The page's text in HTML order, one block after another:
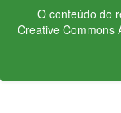
O conteúdo do
Creative Commons